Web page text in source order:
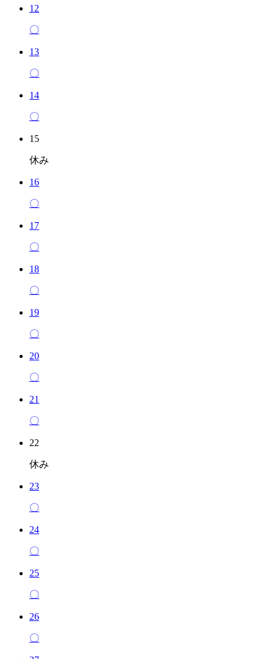
12
〇
13
〇
14
〇
15
休み
16
〇
17
〇
18
〇
19
〇
20
〇
21
〇
22
休み
23
〇
24
〇
25
〇
26
〇